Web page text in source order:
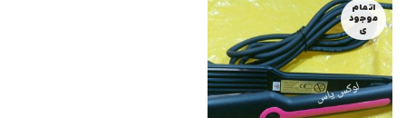
اتمام
موجود
ی